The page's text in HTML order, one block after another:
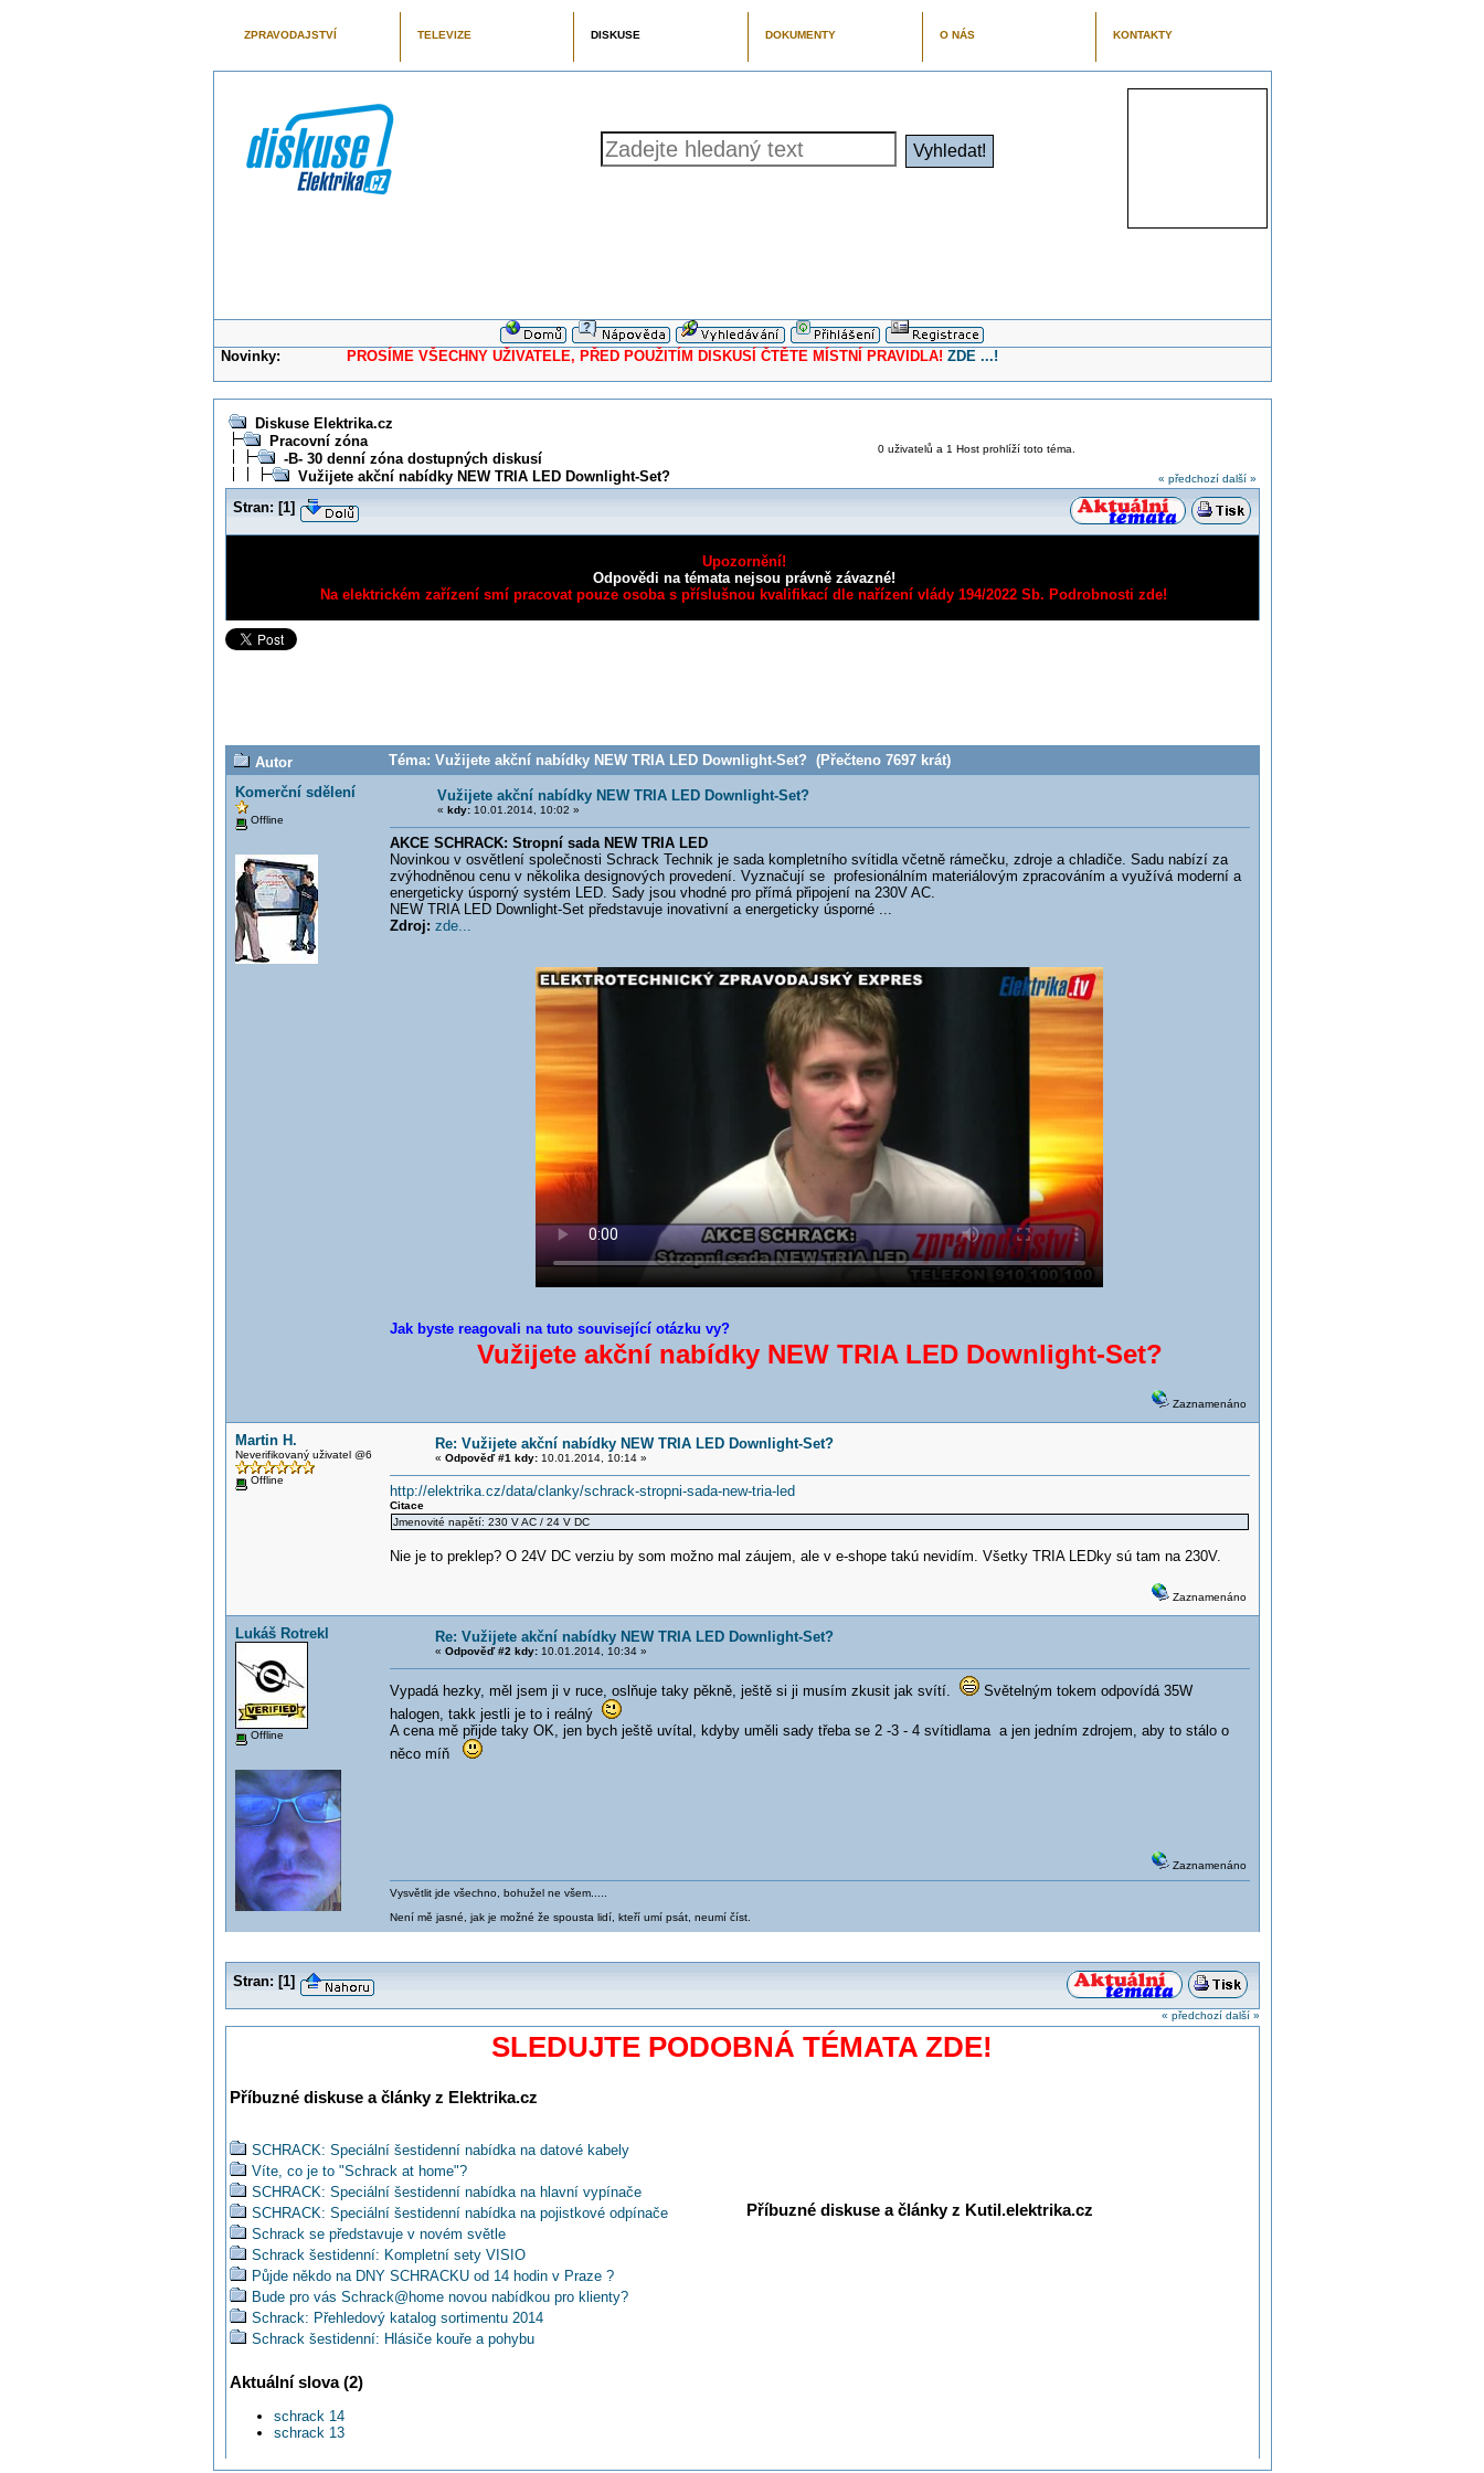
ZPRAVODAJSTVÍ TELEVIZE DISKUSE DOKUMENTY O NÁS KONTAKTY
Novinky: PROSÍME VŠECHNY UŽIVATELE, PŘED POUŽITÍM DISKUSÍ ČTĚTE MÍSTNÍ PRAVIDLA! ZDE ...!
Diskuse Elektrika.cz
Pracovní zóna
-B- 30 denní zóna dostupných diskusí
Vužijete akční nabídky NEW TRIA LED Downlight-Set?
0 uživatelů a 1 Host prohlíží toto téma.
« předchozí další »
Stran: [1]
Upozornění!
Odpovědi na témata nejsou právně závazné!
Na elektrickém zařízení smí pracovat pouze osoba s příslušnou kvalifikací dle nařízení vlády 194/2022 Sb. Podrobnosti zde!
Autor
Téma: Vužijete akční nabídky NEW TRIA LED Downlight-Set? (Přečteno 7697 krát)
Komerční sdělení
Offline
Vužijete akční nabídky NEW TRIA LED Downlight-Set?
« kdy:10.01.2014, 10:02 »
AKCE SCHRACK: Stropní sada NEW TRIA LED
Novinkou v osvětlení společnosti Schrack Technik je sada kompletního svítidla včetně rámečku, zdroje a chladiče. Sadu nabízí za
zvýhodněnou cenu v několika designových provedení. Vyznačují se profesionálním materiálovým zpracováním a využívá moderní a
energeticky úsporný systém LED. Sady jsou vhodné pro přímá připojení na 230V AC.
NEW TRIA LED Downlight-Set představuje inovativní a energeticky úsporné ...
Zdroj: zde...
Jak byste reagovali na tuto související otázku vy?
Vužijete akční nabídky NEW TRIA LED Downlight-Set?
Zaznamenáno
Martin H.
Neverifikovaný uživatel @6
Offline
Re: Vužijete akční nabídky NEW TRIA LED Downlight-Set?
« Odpověď #1 kdy:10.01.2014, 10:14 »
http://elektrika.cz/data/clanky/schrack-stropni-sada-new-tria-led
Citace
Jmenovité napětí: 230 V AC / 24 V DC
Nie je to preklep? O 24V DC verziu by som možno mal záujem, ale v e-shope takú nevidím. Všetky TRIA LEDky sú tam na 230V.
Zaznamenáno
Lukáš Rotrekl
Offline
Re: Vužijete akční nabídky NEW TRIA LED Downlight-Set?
« Odpověď #2 kdy:10.01.2014, 10:34 »
Vypadá hezky, měl jsem ji v ruce, oslňuje taky pěkně, ještě si ji musím zkusit jak svítí.
Světelným tokem odpovídá 35W
halogen, takk jestli je to i reálný
A cena mě přijde taky OK, jen bych ještě uvítal, kdyby uměli sady třeba se 2 -3 - 4 svítidlama a jen jedním zdrojem, aby to stálo o
něco míň
Zaznamenáno
Vysvětlit jde všechno, bohužel ne všem.....
Není mě jasné, jak je možné že spousta lidí, kteří umí psát, neumí číst.
Stran: [1]
« předchozí další »
SLEDUJTE PODOBNÁ TÉMATA ZDE!
Příbuzné diskuse a články z Elektrika.cz
SCHRACK: Speciální šestidenní nabídka na datové kabely
Víte, co je to "Schrack at home"?
SCHRACK: Speciální šestidenní nabídka na hlavní vypínače
SCHRACK: Speciální šestidenní nabídka na pojistkové odpínače
Schrack se představuje v novém světle
Schrack šestidenní: Kompletní sety VISIO
Půjde někdo na DNY SCHRACKU od 14 hodin v Praze ?
Bude pro vás Schrack@home novou nabídkou pro klienty?
Schrack: Přehledový katalog sortimentu 2014
Schrack šestidenní: Hlásiče kouře a pohybu
Schrack šestidenní: Oceloplechové skříně řady WSM
SCHRACK: Big beat večer aneb cestování v čase
Příbuzné diskuse a články z Kutil.elektrika.cz
Aktuální slova (2)
schrack 14
schrack 13